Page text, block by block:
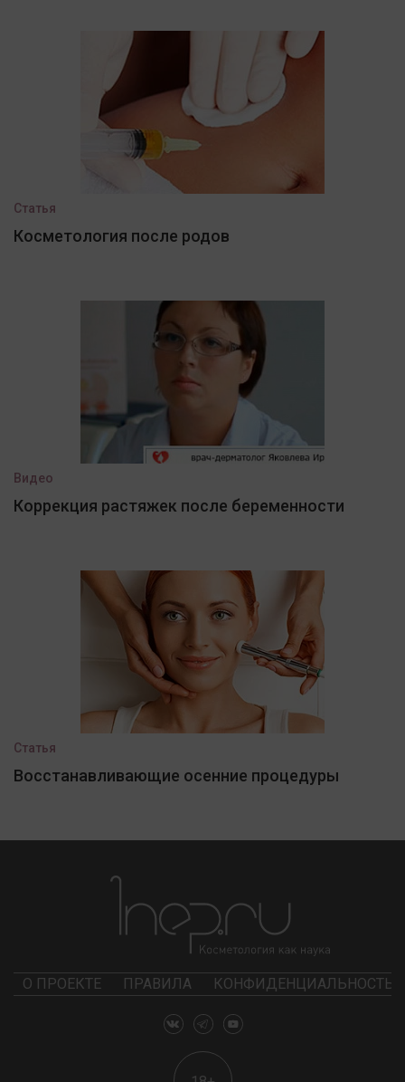
Статья
Косметология после родов
Видео
Коррекция растяжек после беременности
Статья
Восстанавливающие осенние процедуры
О ПРОЕКТЕ ПРАВИЛА КОНФИДЕНЦИАЛЬНОСТЬ